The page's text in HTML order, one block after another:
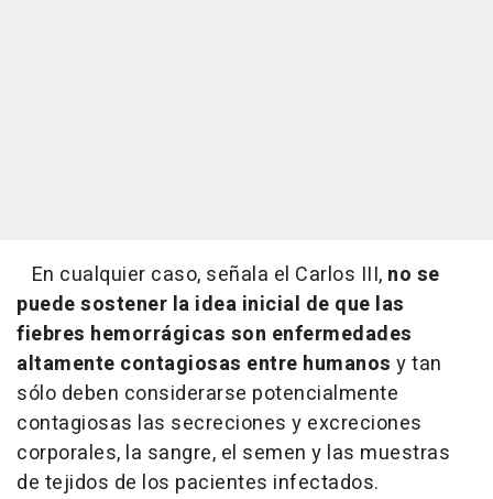
En cualquier caso, señala el Carlos III, no se
puede sostener la idea inicial de que las
fiebres hemorrágicas son enfermedades
altamente contagiosas entre humanos y tan
sólo deben considerarse potencialmente
contagiosas las secreciones y excreciones
corporales, la sangre, el semen y las muestras
de tejidos de los pacientes infectados.